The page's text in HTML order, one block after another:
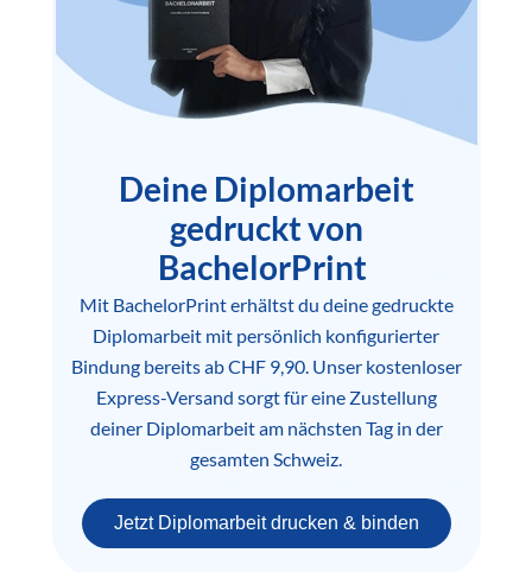
Deine Diplomarbeit
gedruckt von
BachelorPrint
Mit BachelorPrint erhältst du deine gedruckte
Diplomarbeit mit persönlich konfigurierter
Bindung bereits ab CHF 9,90. Unser kostenloser
Express-Versand sorgt für eine Zustellung
deiner Diplomarbeit am nächsten Tag in der
gesamten Schweiz.
Jetzt Diplomarbeit drucken & binden